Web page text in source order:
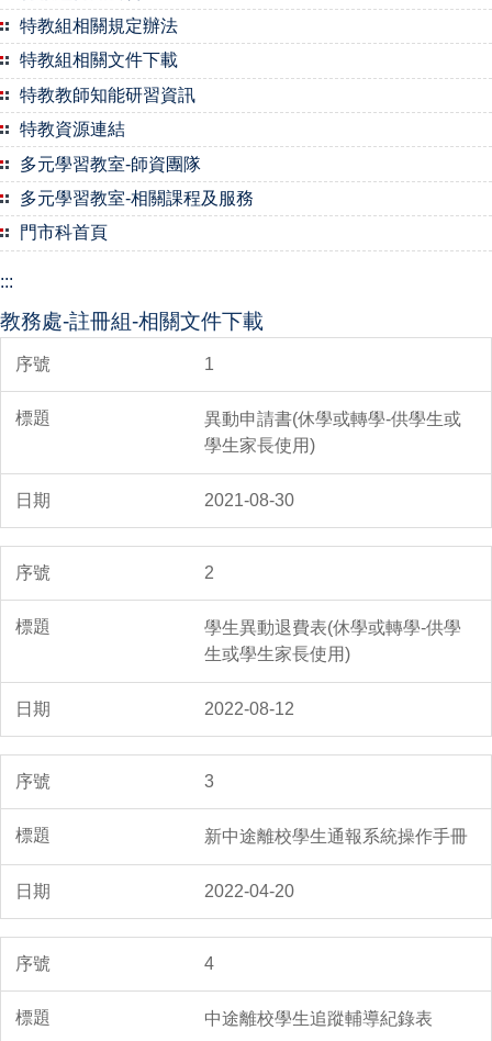
特教組相關規定辦法
特教組相關文件下載
特教教師知能研習資訊
特教資源連結
多元學習教室-師資團隊
多元學習教室-相關課程及服務
門市科首頁
:::
教務處-註冊組-相關文件下載
1
異動申請書(休學或轉學-供學生或
學生家長使用)
2021-08-30
2
學生異動退費表(休學或轉學-供學
生或學生家長使用)
2022-08-12
3
新中途離校學生通報系統操作手冊
2022-04-20
4
中途離校學生追蹤輔導紀錄表